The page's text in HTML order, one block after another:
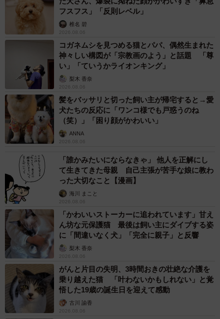
フスフス」「反則レベル」
椎名 碧
2026.08.06
コガネムシを見つめる猫とパパ、偶然生まれた
神々しい構図が「宗教画のよう」と話題 「尊
い」「ていうかライオンキング」
梨木 香奈
2026.08.06
髪をバッサリと切った飼い主が帰宅すると→愛
犬たちの反応に「ワンコ様でも戸惑うのね
（笑）」「困り顔がかわいい」
ANNA
2026.08.06
「誰かみたいにならなきゃ」 他人を正解にし
て生きてきた母親 自己主張が苦手な娘に教わ
った大切なこと【漫画】
海川 まこと
2026.08.06
「かわいいストーカーに追われています」甘え
ん坊な元保護猫 最後は飼い主にダイブする姿
に「間違いなく犬」「完全に親子」と反響
梨木 香奈
2026.08.06
がんと片目の失明、3時間おきの壮絶な介護を
乗り越えた猫 「叶わないかもしれない」と覚
悟した19歳の誕生日を迎えて感動
古川 諭香
2026.08.06